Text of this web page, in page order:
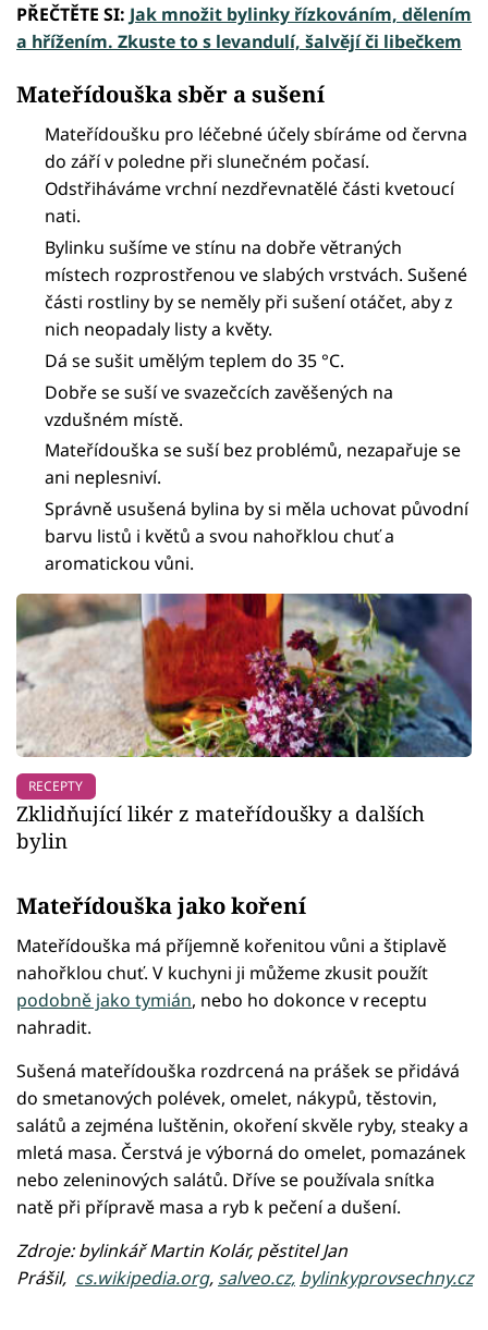
PŘEČTĚTE SI: Jak množit bylinky řízkováním, dělením
a hřížením. Zkuste to s levandulí, šalvějí či libečkem
Mateřídouška sběr a sušení
Mateřídoušku pro léčebné účely sbíráme od června
do září v poledne při slunečném počasí.
Odstřiháváme vrchní nezdřevnatělé části kvetoucí
nati.
Bylinku sušíme ve stínu na dobře větraných
místech rozprostřenou ve slabých vrstvách. Sušené
části rostliny by se neměly při sušení otáčet, aby z
nich neopadaly listy a květy.
Dá se sušit umělým teplem do 35 °C.
Dobře se suší ve svazečcích zavěšených na
vzdušném místě.
Mateřídouška se suší bez problémů, nezapařuje se
ani neplesniví.
Správně usušená bylina by si měla uchovat původní
barvu listů i květů a svou nahořklou chuť a
aromatickou vůni.
RECEPTY
Zklidňující likér z mateřídoušky a dalších
bylin
Mateřídouška jako koření
Mateřídouška má příjemně kořenitou vůni a štiplavě
nahořklou chuť. V kuchyni ji můžeme zkusit použít
podobně jako tymián, nebo ho dokonce v receptu
nahradit.
Sušená mateřídouška rozdrcená na prášek se přidává
do smetanových polévek, omelet, nákypů, těstovin,
salátů a zejména luštěnin, okoření skvěle ryby, steaky a
mletá masa. Čerstvá je výborná do omelet, pomazánek
nebo zeleninových salátů. Dříve se používala snítka
natě při přípravě masa a ryb k pečení a dušení.
Zdroje: bylinkář Martin Kolár, pěstitel Jan
Prášil, cs.wikipedia.org, salveo.cz, bylinkyprovsechny.cz